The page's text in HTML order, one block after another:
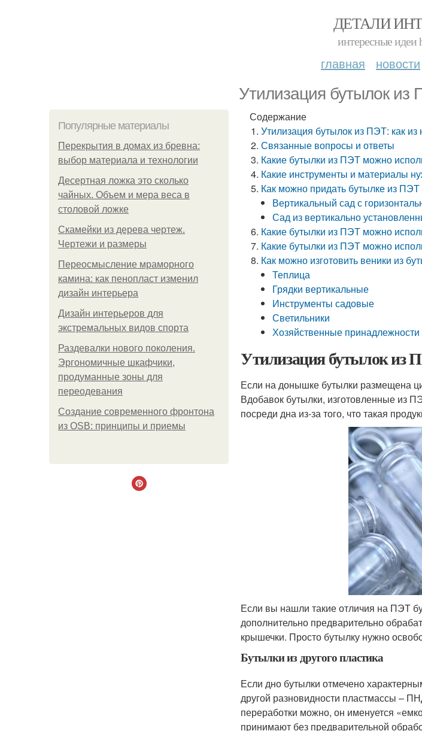
ДЕТАЛИ
интересные идеи
главная новости
Утилизация бутылок из
Популярные материалы
Перекрытия в домах из бревна:
выбор материала и технологии
Десертная ложка это сколько
чайных. Объем и мера веса в
столовой ложке
Скамейки из дерева чертеж.
Чертежи и размеры
Переосмысление мраморного
камина: как пенопласт изменил
дизайн интерьера
Дизайн интерьеров для
экстремальных видов спорта
Раздевалки нового поколения.
Эргономичные шкафчики,
продуманные зоны для
переодевания
Создание современного фронтона
из OSB: принципы и приемы
Содержание
Утилизация бутылок из ПЭТ: как
Связанные вопросы и ответы
Какие бутылки из ПЭТ можно
Какие инструменты и материалы
Как можно придать бутылке из
Вертикальный сад с
Сад из вертикально
Какие бутылки из ПЭТ можно
Какие бутылки из ПЭТ можно
Как можно изготовить веники из
Теплица
Грядки вертикальные
Инструменты садовые
Светильники
Хозяйственные принадлежности
Утилизация бутылок из
Если на донышке бутылки размещена
Вдобавок бутылки, изготовленные из
посреди дна из-за того, что такая
Если вы нашли такие отличия на ПЭТ
дополнительно предварительно
крышечки. Просто бутылку нужно
Бутылки из другого пластика
Если дно бутылки отмечено
другой разновидности пластмассы –
переработки можно, он именуется
принимают без предварительной